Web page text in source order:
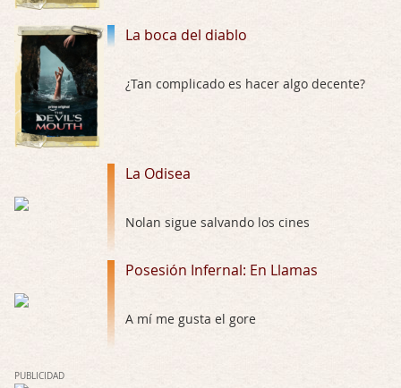
Por: Luar
El señor de las moscas
Por: Luar
Hungry
Las 10 películas gore de Almas Oscuras
Buenas tardes, Hay muchas y algunas muy …
La boca del diablo
¿Tan complicado es hacer algo decente?
La Odisea
Nolan sigue salvando los cines
Posesión Infernal: En Llamas
A mí me gusta el gore
PUBLICIDAD